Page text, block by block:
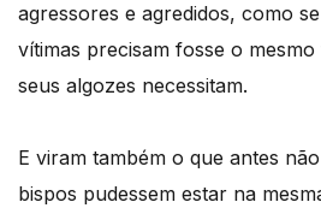
agressores e agredidos, como
vítimas precisam fosse o
seus algozes necessitam.
E viram também o que antes
bispos pudessem estar na